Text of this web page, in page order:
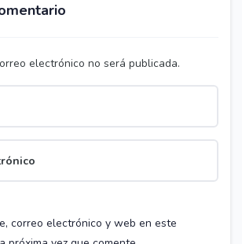
electrónico no será publicada.
correo electrónico y web en este